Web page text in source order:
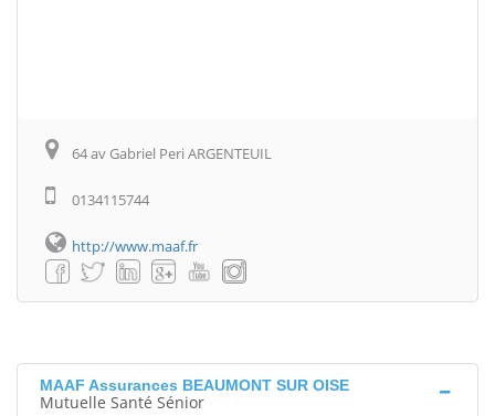
64 av Gabriel Peri ARGENTEUIL
0134115744
http://www.maaf.fr
MAAF Assurances BEAUMONT SUR OISE
Mutuelle Santé Sénior